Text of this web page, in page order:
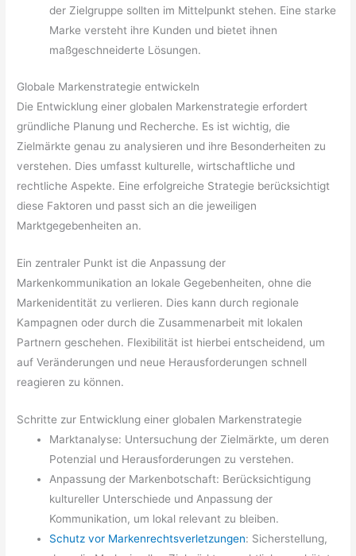
der Zielgruppe sollten im Mittelpunkt stehen. Eine starke
Marke versteht ihre Kunden und bietet ihnen
maßgeschneiderte Lösungen.
Globale Markenstrategie entwickeln
Die Entwicklung einer globalen Markenstrategie erfordert
gründliche Planung und Recherche. Es ist wichtig, die
Zielmärkte genau zu analysieren und ihre Besonderheiten zu
verstehen. Dies umfasst kulturelle, wirtschaftliche und
rechtliche Aspekte. Eine erfolgreiche Strategie berücksichtigt
diese Faktoren und passt sich an die jeweiligen
Marktgegebenheiten an.
Ein zentraler Punkt ist die Anpassung der
Markenkommunikation an lokale Gegebenheiten, ohne die
Markenidentität zu verlieren. Dies kann durch regionale
Kampagnen oder durch die Zusammenarbeit mit lokalen
Partnern geschehen. Flexibilität ist hierbei entscheidend, um
auf Veränderungen und neue Herausforderungen schnell
reagieren zu können.
Schritte zur Entwicklung einer globalen Markenstrategie
Marktanalyse: Untersuchung der Zielmärkte, um deren
Potenzial und Herausforderungen zu verstehen.
Anpassung der Markenbotschaft: Berücksichtigung
kultureller Unterschiede und Anpassung der
Kommunikation, um lokal relevant zu bleiben.
Schutz vor Markenrechtsverletzungen: Sicherstellung,